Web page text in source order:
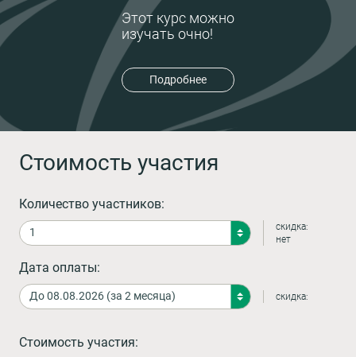
Этот курс можно
изучать очно!
Подробнее
Стоимость участия
Количество участников:
скидка:
нет
Дата оплаты:
скидка:
Стоимость участия: